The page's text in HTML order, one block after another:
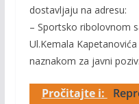
dostavljaju na adresu:
– Sportsko ribolovnom
Ul.Kemala
naznakom za javni poziv.
Pročitajte i: